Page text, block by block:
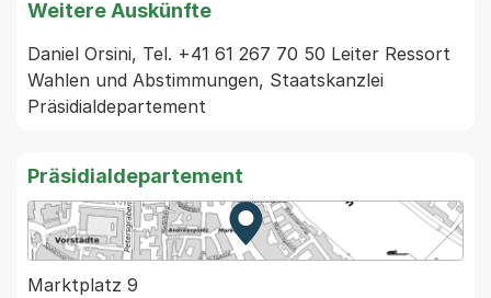
Weitere Auskünfte
Daniel Orsini, Tel. +41 61 267 70 50 Leiter Ressort
Wahlen und Abstimmungen, Staatskanzlei
Präsidialdepartement
Präsidialdepartement
Zur Karte von MapBS.
Externer Link, wird in einem
Marktplatz 9